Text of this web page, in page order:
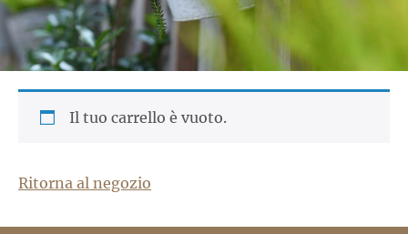
Il tuo carrello è vuoto.
Ritorna al negozio